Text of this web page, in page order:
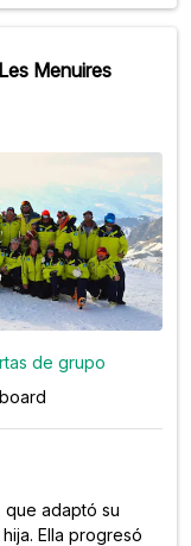
Menuires
de grupo
que adaptó su
Ella progresó